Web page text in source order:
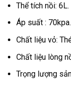
Thể tích nồi: 6L.
Áp suất : 70kpa.
Chất liệu vỏ:
Chất liệu lòng
Trọng lượng